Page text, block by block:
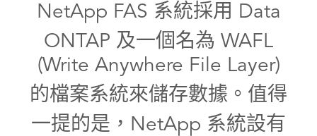
NetApp FAS 系統採用 Data
ONTAP 及一個名為 WAFL
(Write Anywhere File Layer)
的檔案系統來儲存數據。值得
一提的是，NetApp 系統設有